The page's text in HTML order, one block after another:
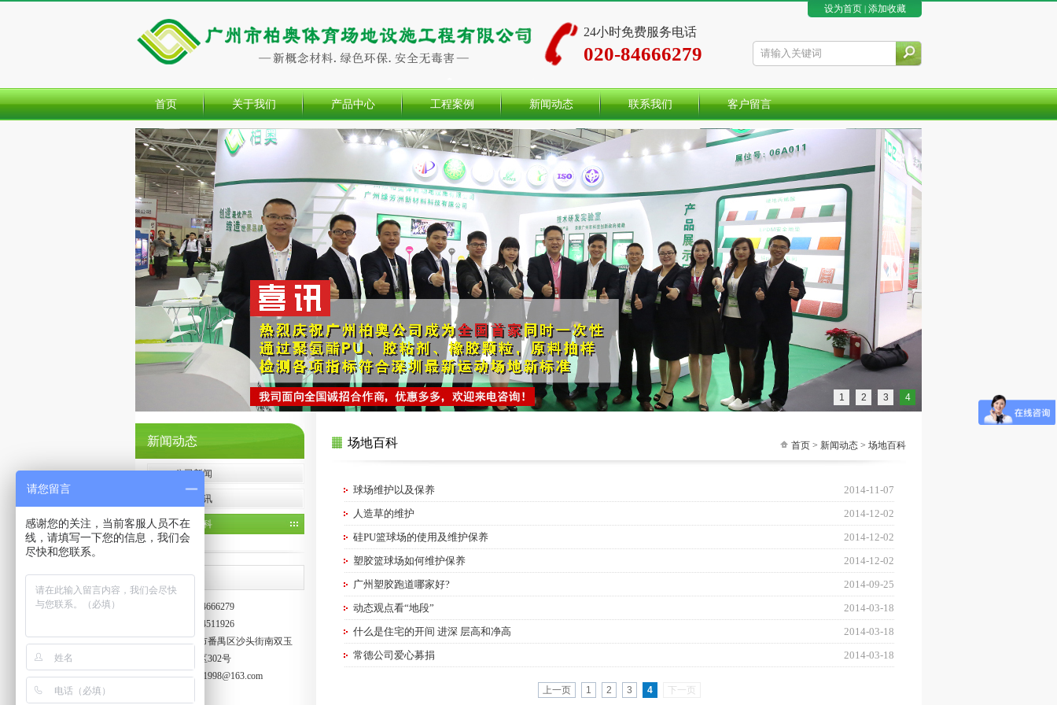
24小时免费服务电话
020-84666279
设为首页| 添加收藏
首页 关于我们 产品中心 工程案例 新闻动态 联系我们 客户留言
1 2 3 4
新闻动态
公司新闻
行业资讯
场地百科
联系我们
电话：020-84666279
传真：020-34511926
地址：广州市番禺区沙头街南双玉
村南山工业区302号
E-mail：boao1998@163.com
首页 > 新闻动态 > 场地百科
场地百科
2014-11-07
球场维护以及保养
2014-12-02
人造草的维护
2014-12-02
硅PU篮球场的使用及维护保养
2014-12-02
塑胶篮球场如何维护保养
2014-09-25
广州塑胶跑道哪家好?
2014-03-18
动态观点看“地段”
2014-03-18
什么是住宅的开间 进深 层高和净高
2014-03-18
常德公司爱心募捐
上一页 1 2 3 4 下一页
请您留言
感谢您的关注，当前客服人员不在
线，请填写一下您的信息，我们会
尽快和您联系。